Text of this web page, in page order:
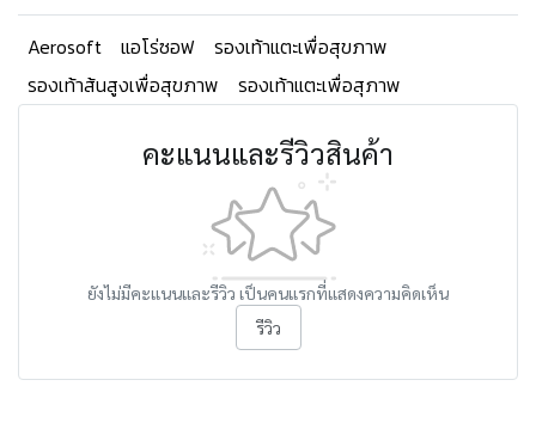
Aerosoft แอโร่ซอฟ
รองเท้าแตะเพื่อสุขภาพ
รองเท้าส้นสูงเพื่อสุขภาพ
รองเท้าแตะเพื่อสุภาพ
คะแนนและรีวิวสินค้า
ยังไม่มีคะแนนและรีวิว เป็นคนแรกที่แสดงความคิดเห็น
รีวิว